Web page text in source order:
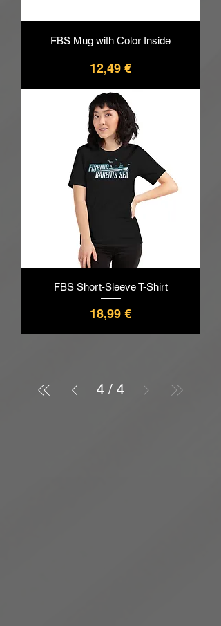
FBS Mug with Color Inside
Prix
12,49 €
FBS Short-Sleeve T-Shirt
Prix
18,99 €
4 / 4